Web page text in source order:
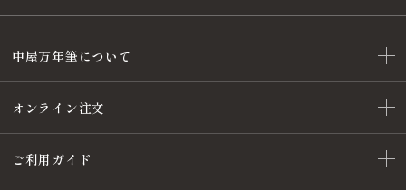
中屋万年筆について
オンライン注文
ご利用ガイド